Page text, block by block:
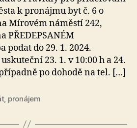
k pronájmu byt č. 6 o
Mírovém náměstí 242,
PŘEDEPSANÉM
podat do 29. 1. 2024.
23. 1. v 10:00 h a 24.
po dohodě na tel. […]
, pronájem